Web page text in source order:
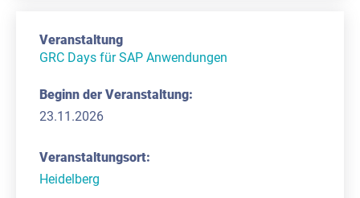
GRC Days für SAP Anwendungen
23.11.2026
Heidelberg